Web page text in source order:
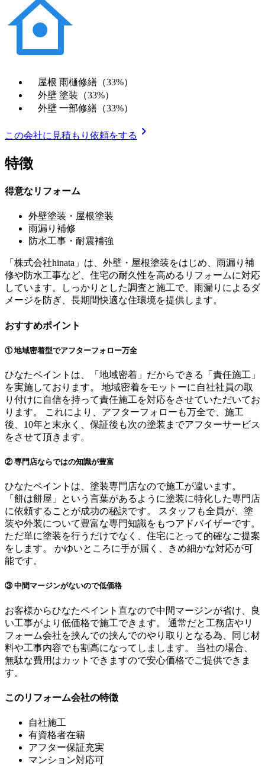
屋根 雨樋修繕（33%）
外壁 塗装（33%）
外壁 一部修繕（33%）
この会社に見積もり依頼をする chevron_right
特徴
得意なリフォーム
外壁塗装・屋根塗装
雨漏り補修
防水工事・耐震補強
「株式会社hinata」は、外壁・屋根塗装をはじめ、雨漏り補
修や防水工事など、住宅の耐久性を高めるリフォームに対応
しています。しっかりとした調査と施工で、雨漏りによるダ
メージを防ぎ、長期間快適な住環境を提供します。
おすすめポイント
① 地域密着型でアフターフォロー万全
ひなたペイントは、「地域密着」だからできる「責任施工」
を実施しております。 地域密着をモットーに自社社員の取
り付けに自信を持って責任施工を対応をさせていただいてお
ります。 これにより、アフターフォローも万全で、施工
後、10年と末永く、保証後も次の塗装までアフターサービス
をさせて頂きます。
② 専門店ならではの知識が豊富
ひなたペイントは、塗装専門店なので施工が違います。
「餅は餅屋」という言葉があるように塗装に特化した専門店
に依頼することが成功の秘訣です。 スタッフも全員が、塗
装や外装について豊富な専門知識をもつアドバイザーです。
ただ単に塗装を行うだけでなく、住宅にとって的確なご提案
をします。 かゆいところに手が届く、きめ細かな対応が可
能です。
③ 中間マージンがないので低価格
お客様からひなたペイント直なので中間マージンが省け、良
い工事がより低価格で施工できます。 通常だと工務店やリ
フォーム会社を挟んでの挟んでのやり取りとなる為、同じ材
料や工事内容でも割高になってしまします。 当社の場合、
無駄な費用はカットできますので安心価格でご提供できま
す。
このリフォーム会社の特徴
自社施工
有資格者在籍
アフター保証充実
マンション対応可